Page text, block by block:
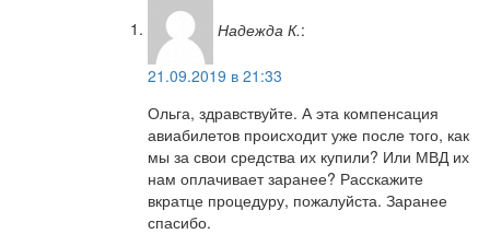
Надежда К.:
21.09.2019 в 21:33
Ольга, здравствуйте. А эта компенсация
авиабилетов происходит уже после того, как
мы за свои средства их купили? Или МВД их
нам оплачивает заранее? Расскажите
вкратце процедуру, пожалуйста. Заранее
спасибо.